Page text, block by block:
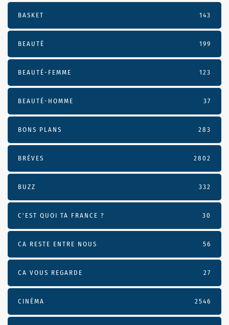
BASKET 143
BEAUTÉ 199
BEAUTÉ-FEMME 123
BEAUTÉ-HOMME 37
BONS PLANS 283
BRÈVES 2802
BUZZ 332
C'EST QUOI TA FRANCE ? 30
CA RESTE ENTRE NOUS 56
CA VOUS REGARDE 27
CINÉMA 2546